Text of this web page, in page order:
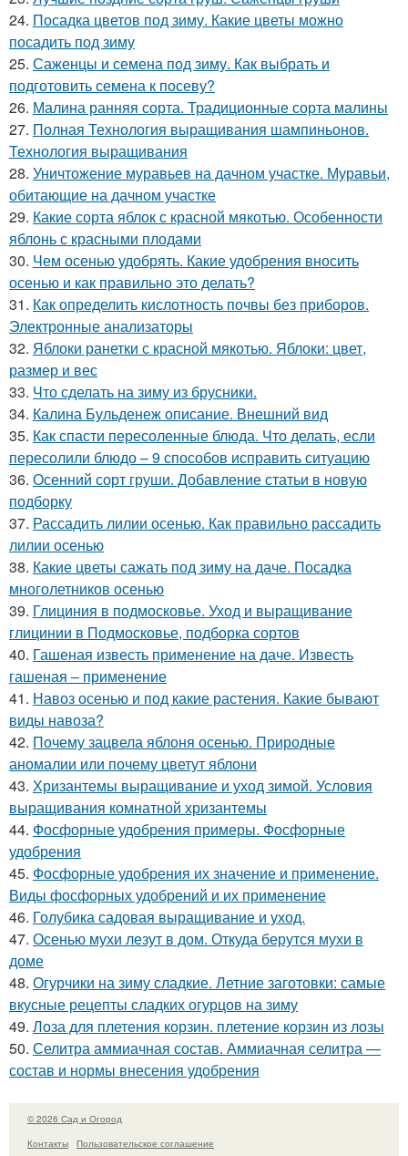
24. Посадка цветов под зиму. Какие цветы можно
посадить под зиму
25. Саженцы и семена под зиму. Как выбрать и
подготовить семена к посеву?
26. Малина ранняя сорта. Традиционные сорта малины
27. Полная Технология выращивания шампиньонов.
Технология выращивания
28. Уничтожение муравьев на дачном участке. Муравьи,
обитающие на дачном участке
29. Какие сорта яблок с красной мякотью. Особенности
яблонь с красными плодами
30. Чем осенью удобрять. Какие удобрения вносить
осенью и как правильно это делать?
31. Как определить кислотность почвы без приборов.
Электронные анализаторы
32. Яблоки ранетки с красной мякотью. Яблоки: цвет,
размер и вес
33. Что сделать на зиму из брусники.
34. Калина Бульденеж описание. Внешний вид
35. Как спасти пересоленные блюда. Что делать, если
пересолили блюдо – 9 способов исправить ситуацию
36. Осенний сорт груши. Добавление статьи в новую
подборку
37. Рассадить лилии осенью. Как правильно рассадить
лилии осенью
38. Какие цветы сажать под зиму на даче. Посадка
многолетников осенью
39. Глициния в подмосковье. Уход и выращивание
глицинии в Подмосковье, подборка сортов
40. Гашеная известь применение на даче. Известь
гашеная – применение
41. Навоз осенью и под какие растения. Какие бывают
виды навоза?
42. Почему зацвела яблоня осенью. Природные
аномалии или почему цветут яблони
43. Хризантемы выращивание и уход зимой. Условия
выращивания комнатной хризантемы
44. Фосфорные удобрения примеры. Фосфорные
удобрения
45. Фосфорные удобрения их значение и применение.
Виды фосфорных удобрений и их применение
46. Голубика садовая выращивание и уход.
47. Осенью мухи лезут в дом. Откуда берутся мухи в
доме
48. Огурчики на зиму сладкие. Летние заготовки: самые
вкусные рецепты сладких огурцов на зиму
49. Лоза для плетения корзин. плетение корзин из лозы
50. Селитра аммиачная состав. Аммиачная селитра —
состав и нормы внесения удобрения
© 2026 Сад и Огород
Контакты
Пользовательское соглашение